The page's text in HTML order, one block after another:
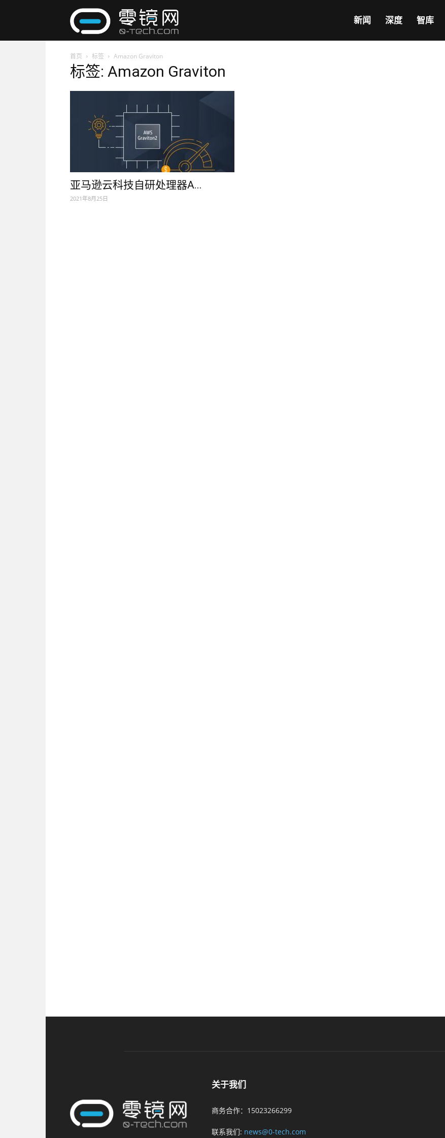
新闻 深度 智库
首页 标签 Amazon Graviton
标签: Amazon Graviton
亚马逊云科技自研处理器A...
2021年8月25日
关于我们
商务合作：15023266299
联系我们: news@0-tech.com